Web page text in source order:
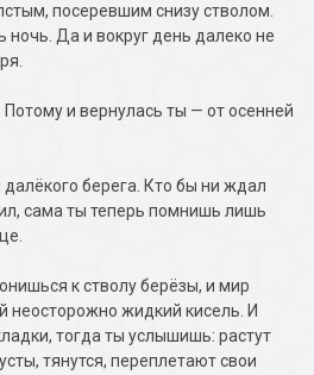
посеревшим снизу стволом.
ночь. Да и вокруг день далеко не
и вернулась ты — от осенней
берега. Кто бы ни ждал
сама ты теперь помнишь лишь
к стволу берёзы, и мир
неосторожно жидкий кисель. И
тогда ты услышишь: растут
тянутся, переплетают свои